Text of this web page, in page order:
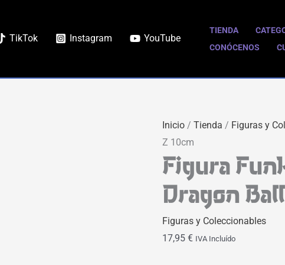
TikTok Instagram YouTube
TIENDA
CONÓCENOS
Inicio /Tienda / Figuras y
Z 10cm
Figura
Dragon
Figuras y Coleccionables
17,95€ IVA Incluído
POP
Dragon
10cm
cantidad